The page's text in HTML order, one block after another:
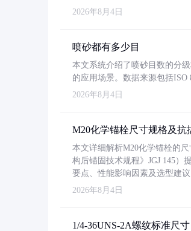
2026年8月4日
喷砂都有多少目
本文系统介绍了喷砂目数的分
的应用场景。数据来源包括ISO
2026年8月4日
M20化学锚栓尺寸规格及抗
本文详细解析M20化学锚栓的
构后锚固技术规程》JGJ 145）
要点、性能影响因素及选型建
2026年8月4日
1/4-36UNS-2A螺纹标准尺寸